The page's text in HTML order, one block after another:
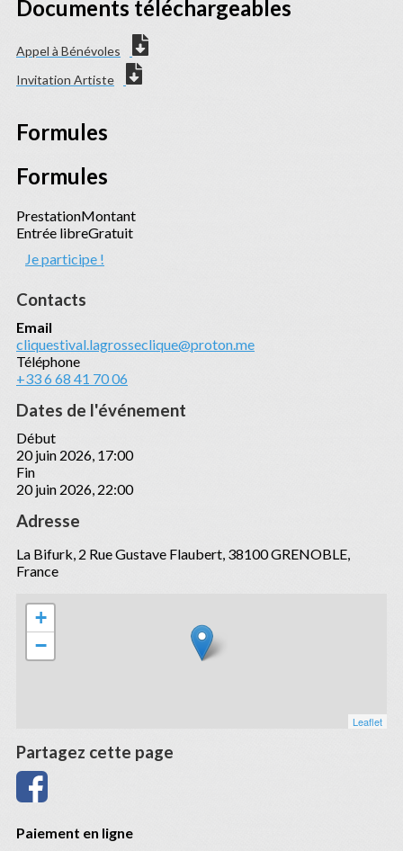
Documents téléchargeables
Appel à Bénévoles
Invitation Artiste
Formules
Formules
PrestationMontant
Entrée libreGratuit
Je participe !
Contacts
Email
cliquestival.lagrosseclique@proton.me
Téléphone
+33 6 68 41 70 06
Dates de l'événement
Début
20 juin 2026, 17:00
Fin
20 juin 2026, 22:00
Adresse
La Bifurk, 2 Rue Gustave Flaubert, 38100 GRENOBLE,
France
+
−
Leaflet
Partagez cette page
Paiement en ligne